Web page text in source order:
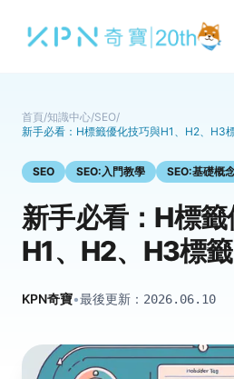
首頁/知識中心/SEO/
新手必看：H標籤優化技巧與H1、H2、H3
SEO SEO:入門教學 SEO:基礎概
新手必看：H標
H1、H2、H3標
KPN奇寶•最後更新： 2026.06.10